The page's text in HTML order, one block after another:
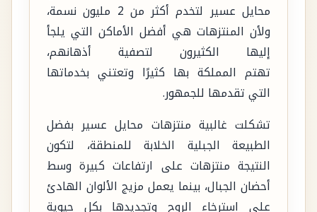
محايل عسير لتخدم أكثر من 2 مليون نسمة،
ولأن المنتزهات هي أفضل الأماكن التي يلجأ
إليها الكثيرون لتصفية أذهانهم،
تهتم المملكة بها كثيرًا وتعتني بخدماتها
التي تقدمها للجمهور.
تشكلت غالبية منتزهات محايل عسير بفضل
الطبيعة الجبلية الخلابة للمنطقة، لتكون
النتيجة منتزهات على ارتفاعات كبيرة وسط
أحضان الجبال، بينما يعمل مزيج الألوان الهادئ
على استرخاء الروح وتجديدها بكل حيوية